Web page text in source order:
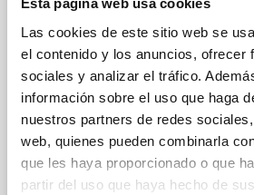
Esta página web usa cookies
Las cookies de este sitio web se
el contenido y los anuncios, ofrecer
sociales y analizar el tráfico.
información sobre el uso que haga
nuestros partners de redes
web, quienes pueden combinarla
que les haya proporcionado o que
partir del uso que haya hecho de
Servomotor de
puntos para válvulas
motorizadas serie
vías con perforación
Kit de aislamiento